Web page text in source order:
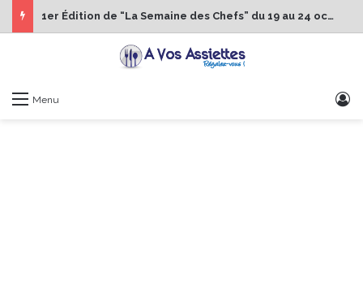
1er Édition de “La Semaine des Chefs” du 19 au 24 octobre 2026
Menu